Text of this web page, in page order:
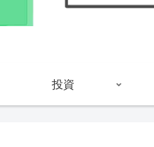
投資